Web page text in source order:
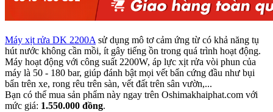
Máy xịt rửa DK 2200A sử dụng mô tơ cảm ứng từ có khả năng tụ
hút nước không cần mồi, ít gây tiếng ồn trong quá trình hoạt động.
Máy hoạt động với công suất 2200W, áp lực xịt rửa vòi phun của
máy là 50 - 180 bar, giúp đánh bật mọi vết bẩn cứng đầu như bụi
bẩn trên xe, rong rêu trên sàn, vết đất trên sân vườn,...
Bạn có thể mua sản phẩm này ngay trên Oshimakhaiphat.com với
mức giá: 1.550.000 đồng.